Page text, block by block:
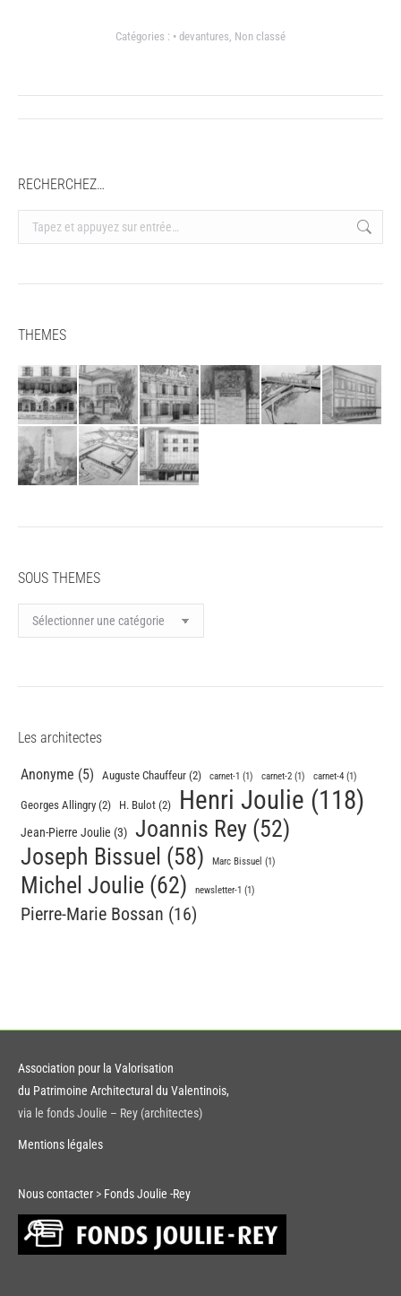
Catégories : • devantures, Non classé
Navigation
RECHERCHEZ…
Recherche
:
THEMES
SOUS THEMES
SOUS
THEMES
Les architectes
Anonyme (5) Auguste Chauffeur (2) carnet-1 (1) carnet-2 (1) carnet-4 (1)
Georges Allingry (2) H. Bulot (2) Henri Joulie (118)
Jean-Pierre Joulie (3) Joannis Rey (52)
Joseph Bissuel (58) Marc Bissuel (1)
Michel Joulie (62) newsletter-1 (1)
Pierre-Marie Bossan (16)
Association pour la Valorisation
du Patrimoine Architectural du Valentinois,
via le fonds Joulie – Rey (architectes)
Mentions légales
Nous contacter > Fonds Joulie -Rey